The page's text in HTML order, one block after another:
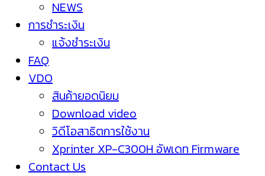
NEWS
การชำระเงิน
แจ้งชำระเงิน
FAQ
VDO
สินค้ายอดนิยม
Download video
วิดีโอสาธิตการใช้งาน
Xprinter XP-C300H อัพเดท Firmware
Contact Us